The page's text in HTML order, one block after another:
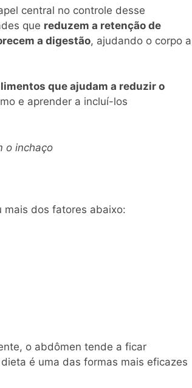
central no controle desse
que reduzem a retenção de
a digestão, ajudando o corpo a
que ajudam a reduzir o
e aprender a incluí-los
o inchaço
mais dos fatores abaixo:
o abdômen tende a ficar
é uma das formas mais eficazes